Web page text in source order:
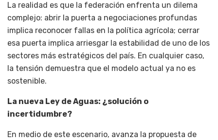
La realidad es que la federación enfrenta un dilema
complejo: abrir la puerta a negociaciones profundas
implica reconocer fallas en la política agrícola; cerrar
esa puerta implica arriesgar la estabilidad de uno de los
sectores más estratégicos del país. En cualquier caso,
la tensión demuestra que el modelo actual ya no es
sostenible.
La nueva Ley de Aguas: ¿solución o
incertidumbre?
En medio de este escenario, avanza la propuesta de